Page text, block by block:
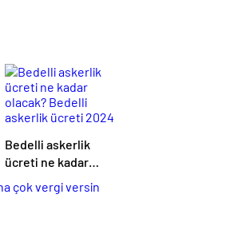
Bedelli askerlik
ücreti ne kadar
olacak? Bedelli
askerlik ücreti 2024